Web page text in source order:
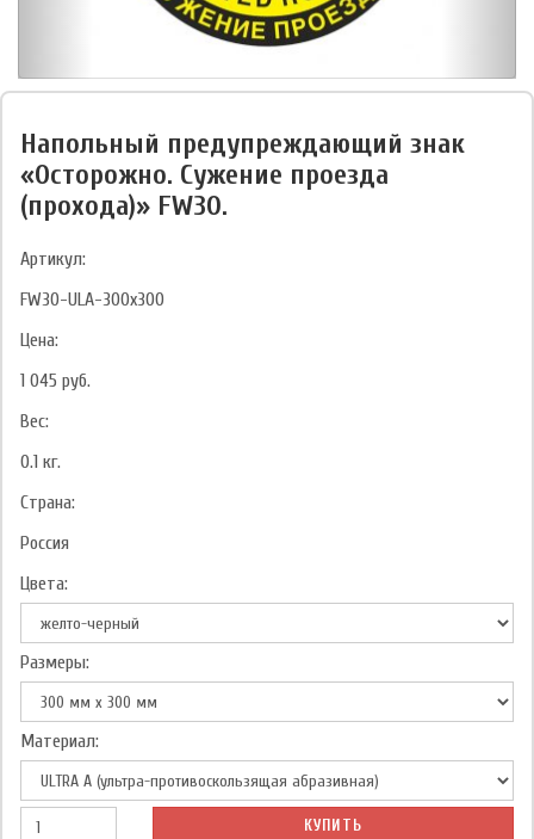
Напольный предупреждающий знак
«Осторожно. Сужение проезда
(прохода)» FW30.
Артикул:
FW30-ULA-300x300
Цена:
1 045 руб.
Вес:
0.1 кг.
Страна:
Россия
Цвета:
Размеры:
Материал:
КУПИТЬ